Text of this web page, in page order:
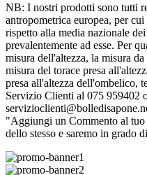
NB: I nostri prodotti sono tutti
antropometrica europea, per
rispetto alla media nazionale
prevalentemente ad esse. Per
misura dell'altezza, la misura
misura del torace presa
presa all'altezza dell'ombelico,
Servizio Clienti al 075 959402
"Aggiungi un Commento al
dello stesso e saremo in grado